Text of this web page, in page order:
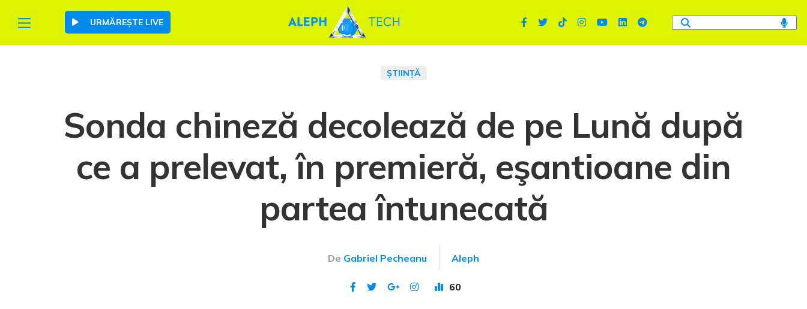
URMĂREȘTE LIVE
ȘTIINȚĂ
Sonda chineză decolează de pe Lună după
ce a prelevat, în premieră, eşantioane din
partea întunecată
De Gabriel Pecheanu Aleph
60